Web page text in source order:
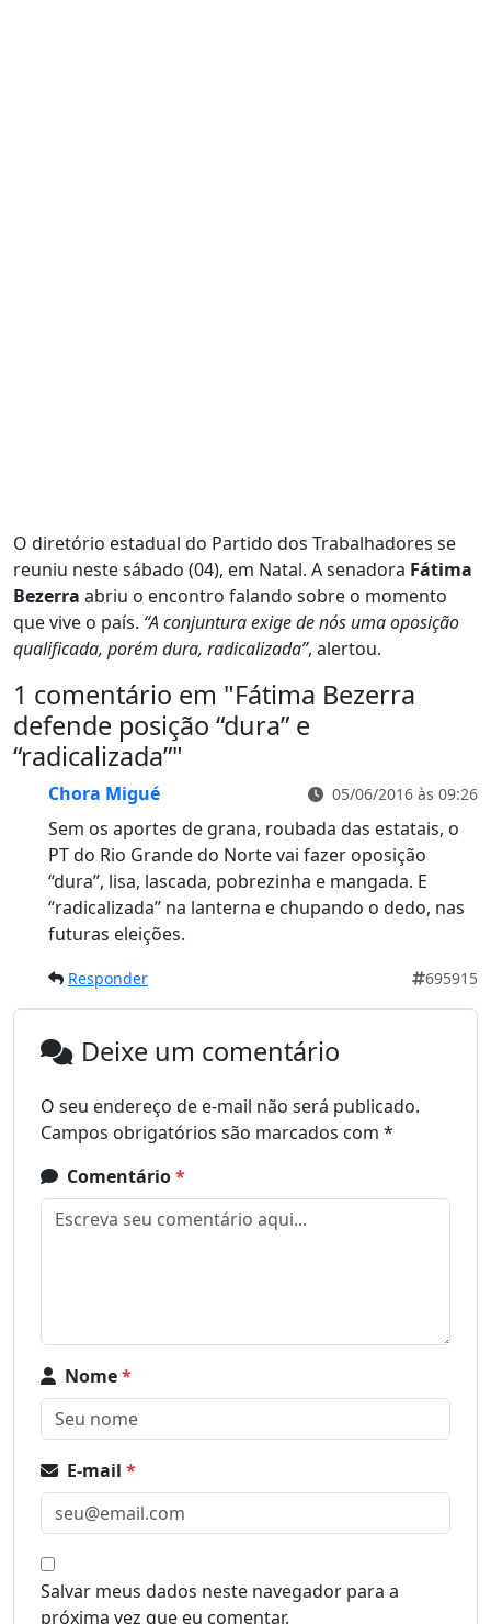
O diretório estadual do Partido dos Trabalhadores se
reuniu neste sábado (04), em Natal. A senadora Fátima
Bezerra abriu o encontro falando sobre o momento
que vive o país. “A conjuntura exige de nós uma oposição
qualificada, porém dura, radicalizada”, alertou.
1 comentário em "Fátima Bezerra
defende posição “dura” e
“radicalizada”"
Chora Migué 05/06/2016 às 09:26
Sem os aportes de grana, roubada das estatais, o
PT do Rio Grande do Norte vai fazer oposição
“dura”, lisa, lascada, pobrezinha e mangada. E
“radicalizada” na lanterna e chupando o dedo, nas
futuras eleições.
Responder 695915
Deixe um comentário
O seu endereço de e-mail não será publicado.
Campos obrigatórios são marcados com *
Comentário*
Nome*
E-mail *
Salvar meus dados neste navegador para a
próxima vez que eu comentar.